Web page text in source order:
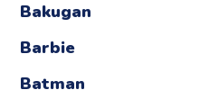
Bakugan
Barbie
Batman